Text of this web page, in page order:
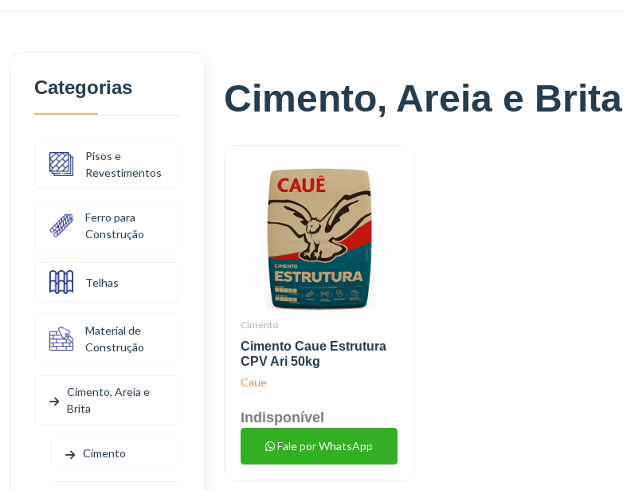
Cimento, Areia e Brita
Cimento
Cimento Caue Estrutura
CPV Ari 50kg
Caue
Indisponível
Fale por WhatsApp
Categorias
Pisos e
Revestimentos
Ferro para
Construção
Telhas
Material de
Construção
Cimento, Areia e
Brita
Cimento